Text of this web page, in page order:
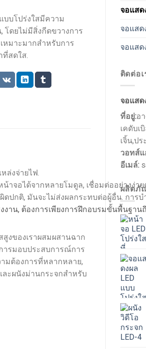
จอแสด
จอแสด
จอแสด
ติดต่อเ
จอแสด
ที่อยู่:อ
เคดับเ
เจิ้น,ป
วอทส์
อีเมล์:
ผลิตภั
บบโปร่งใสมีความ
โดยไม่มีสิ่งกีดขวางการ
หมาะมากสำหรับการ
สดใส.
ล่งจ่ายไฟ.
จอได้จากหลายโมดูล, เชื่อมต่ออย่างง่
กติ, มันจะไม่ส่งผลกระทบต่อผู้อื่น. การ
งาน, ต้องการเพียงการฝึกอบรมขั้นพื้นฐาน
งของเราผสมผสานฉาก
ารมอบประสบการณ์การ
มต้องการที่หลากหลาย,
ะผนังม่านกระจกสำหรับ